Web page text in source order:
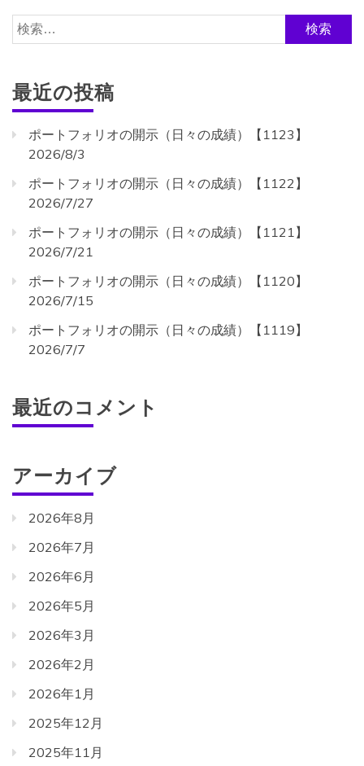
検
索:
最近の投稿
ポートフォリオの開示（日々の成績）【1123】
2026/8/3
ポートフォリオの開示（日々の成績）【1122】
2026/7/27
ポートフォリオの開示（日々の成績）【1121】
2026/7/21
ポートフォリオの開示（日々の成績）【1120】
2026/7/15
ポートフォリオの開示（日々の成績）【1119】
2026/7/7
最近のコメント
アーカイブ
2026年8月
2026年7月
2026年6月
2026年5月
2026年3月
2026年2月
2026年1月
2025年12月
2025年11月